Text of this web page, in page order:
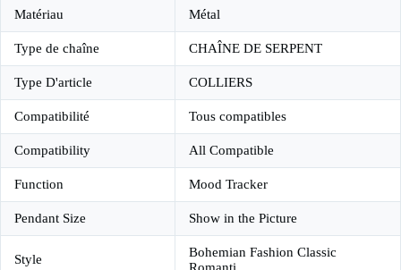
Matériau Métal
Type de chaîne CHAÎNE DE SERPENT
Type D'article COLLIERS
Compatibilité Tous compatibles
Compatibility All Compatible
Function Mood Tracker
Pendant Size Show in the Picture
Style
Bohemian Fashion Classic